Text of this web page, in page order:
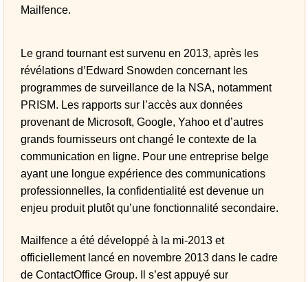
Mailfence.
Le grand tournant est survenu en 2013, après les
révélations d’Edward Snowden concernant les
programmes de surveillance de la NSA, notamment
PRISM. Les rapports sur l’accès aux données
provenant de Microsoft, Google, Yahoo et d’autres
grands fournisseurs ont changé le contexte de la
communication en ligne. Pour une entreprise belge
ayant une longue expérience des communications
professionnelles, la confidentialité est devenue un
enjeu produit plutôt qu’une fonctionnalité secondaire.
Mailfence a été développé à la mi-2013 et
officiellement lancé en novembre 2013 dans le cadre
de ContactOffice Group. Il s’est appuyé sur